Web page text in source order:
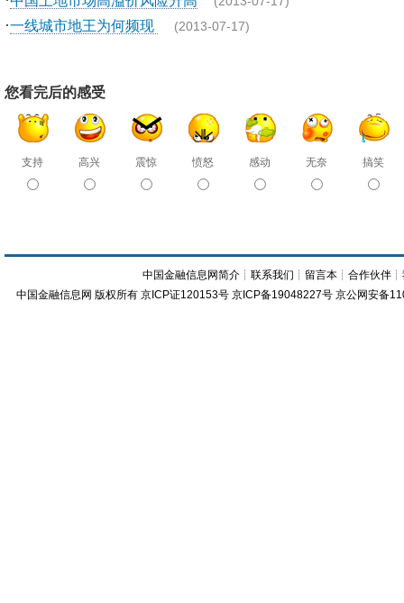
·一线城市地王为何频现 (2013-07-17)
您看完后的感受
支持 高兴 震惊 愤怒 感动 无奈 搞笑
中国金融信息网简介 ┊联系我们 ┊ 留言本 ┊合作伙伴 ┊
中国金融信息网 版权所有 京ICP证120153号 京ICP备19048227号 京公网安备